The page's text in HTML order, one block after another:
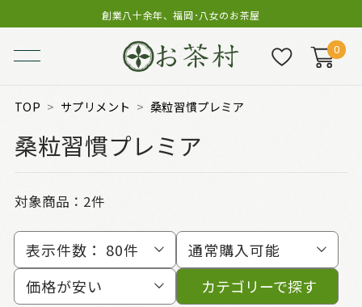
創業八十余年、福岡･八女のお茶屋
0
TOP サプリメント 桑粒習慣プレミア
桑粒習慣プレミア
対象商品： 2件
表示件数： 80件
通常購入可能
価格が安い
カテゴリーで探す